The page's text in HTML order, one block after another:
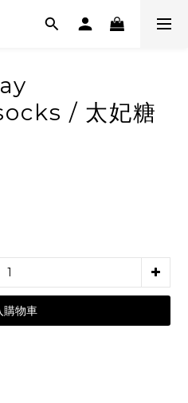
/ 太妃糖
購物車